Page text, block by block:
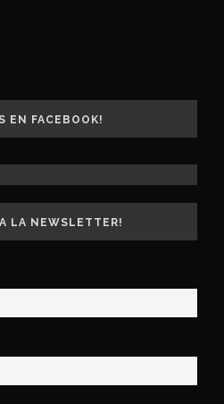
EN FACEBOOK!
LA NEWSLETTER!